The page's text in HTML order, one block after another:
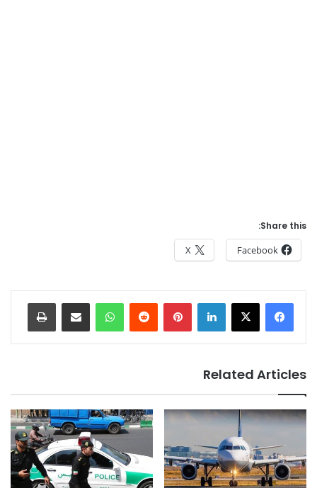
Share this:
Facebook
X
Related Articles